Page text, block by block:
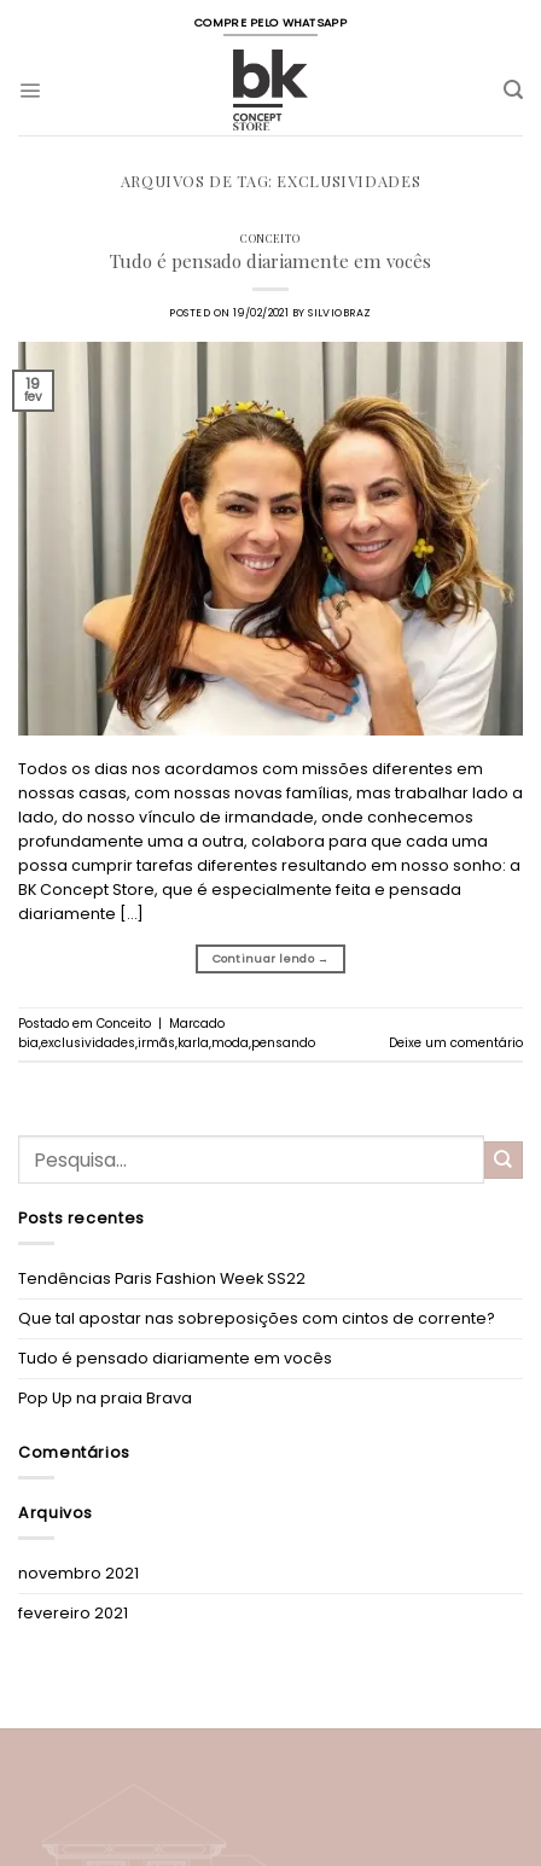
COMPRE PELO WHATSAPP
ARQUIVOS DE TAG: EXCLUSIVIDADES
CONCEITO
Tudo é pensado diariamente em vocês
POSTED ON 19/02/2021 BYSILVIOBRAZ
19
fev
Todos os dias nos acordamos com missões diferentes em
nossas casas, com nossas novas famílias, mas trabalhar lado a
lado, do nosso vínculo de irmandade, onde conhecemos
profundamente uma a outra, colabora para que cada uma
possa cumprir tarefas diferentes resultando em nosso sonho: a
BK Concept Store, que é especialmente feita e pensada
diariamente […]
Continuar lendo →
Postado em Conceito | Marcado
bia,exclusividades,irmãs,karla,moda,pensando Deixe um comentário
Posts recentes
Tendências Paris Fashion Week SS22
Que tal apostar nas sobreposições com cintos de corrente?
Tudo é pensado diariamente em vocês
Pop Up na praia Brava
Comentários
Arquivos
novembro 2021
fevereiro 2021